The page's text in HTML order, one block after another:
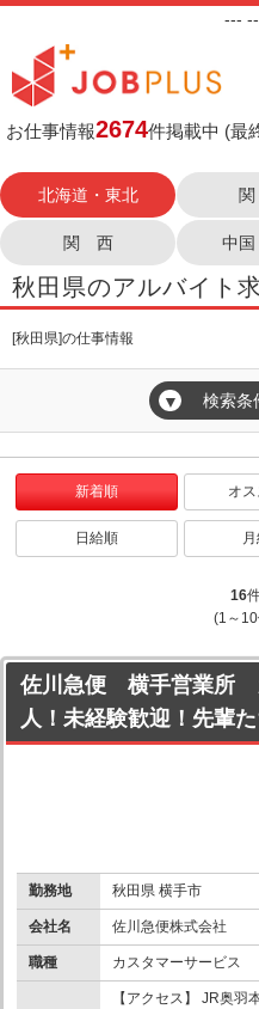
---
お仕事情報2674件掲載中 (最
北海道・東北
関 西 中国
秋田県のアルバイト
[秋田県]の仕事情報
▼ 検索条
新着順 オ
日給順
16
(1～
佐川急便 横手営業所
人！未経験歓迎！先輩
勤務地 秋田県 横手市
会社名 佐川急便株式会社
職種 カスタマーサービス
【アクセス】 JR奥